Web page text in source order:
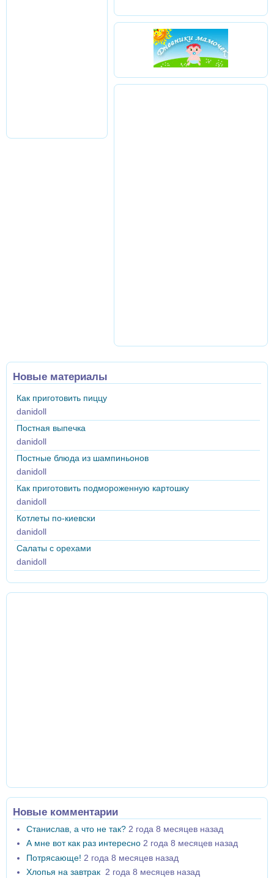
Новые материалы
Как приготовить пиццу
danidoll
Постная выпечка
danidoll
Постные блюда из шампиньонов
danidoll
Как приготовить подмороженную картошку
danidoll
Котлеты по-киевски
danidoll
Салаты с орехами
danidoll
Новые комментарии
Станислав, а что не так? 2 года 8 месяцев назад
А мне вот как раз интересно 2 года 8 месяцев назад
Потрясающе! 2 года 8 месяцев назад
Хлопья на завтрак 2 года 8 месяцев назад